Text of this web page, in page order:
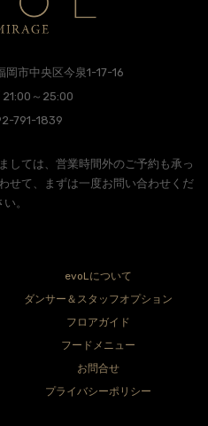
市中央区今泉1-17-16
～25:00
791-1839
しては、営業時間外のご予約も承っ
せて、まずは一度お問い合わせくだ
い。
evoLについて
ダンサー＆スタッフオプション
フロアガイド
フードメニュー
お問合せ
プライバシーポリシー